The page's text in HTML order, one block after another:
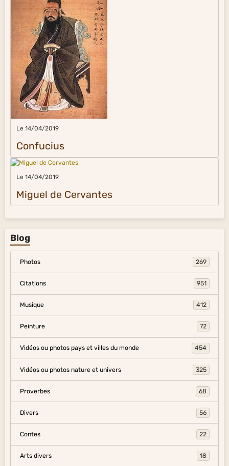
Le 14/04/2019
Confucius
Le 14/04/2019
Miguel de Cervantes
Blog
Photos 269
Citations 951
Musique 412
Peinture 72
Vidéos ou photos pays et villes du monde 454
Vidéos ou photos nature et univers 325
Proverbes 68
Divers 56
Contes 22
Arts divers 18